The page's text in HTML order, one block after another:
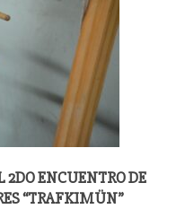
ENCUENTRO DE
“TRAFKIMÜN”